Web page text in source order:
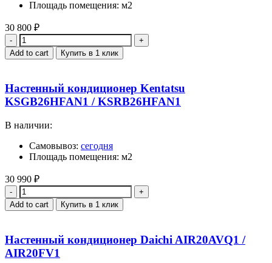
Площадь помещения: м2
30 800 ₽
Quantity
Add to cart Купить в 1 клик
Настенный кондиционер Kentatsu
KSGB26HFAN1 / KSRB26HFAN1
В наличии:
Самовывоз: сегодня
Площадь помещения: м2
30 990 ₽
Quantity
Add to cart Купить в 1 клик
Настенный кондиционер Daichi AIR20AVQ1 /
AIR20FV1